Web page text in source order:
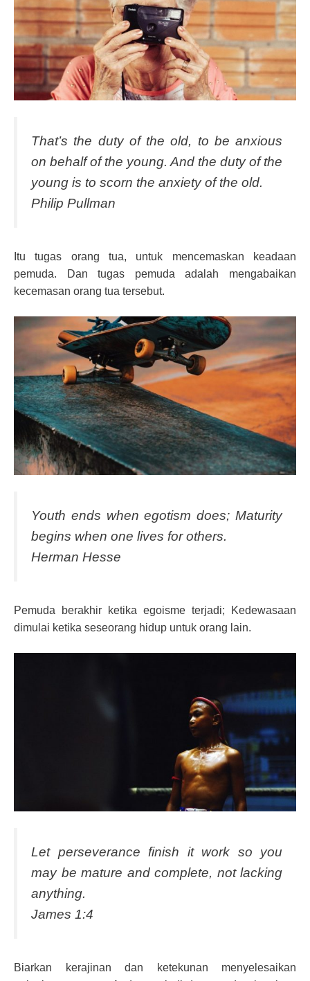
That’s the duty of the old, to be anxious
on behalf of the young. And the duty of the
young is to scorn the anxiety of the old.
Philip Pullman
Itu tugas orang tua, untuk mencemaskan keadaan
pemuda. Dan tugas pemuda adalah mengabaikan
kecemasan orang tua tersebut.
Youth ends when egotism does; Maturity
begins when one lives for others.
Herman Hesse
Pemuda berakhir ketika egoisme terjadi; Kedewasaan
dimulai ketika seseorang hidup untuk orang lain.
Let perseverance finish it work so you
may be mature and complete, not lacking
anything.
James 1:4
Biarkan kerajinan dan ketekunan menyelesaikan